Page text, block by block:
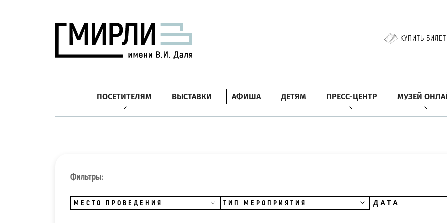
КУПИТЬ БИЛЕТ
ПОСЕТИТЕЛЯМ ВЫСТАВКИ АФИША ДЕТЯМ ПРЕСС-ЦЕНТР МУЗЕЙ
Фильтры:
МЕСТО ПРОВЕДЕНИЯ ТИП МЕРОПРИЯТИЯ